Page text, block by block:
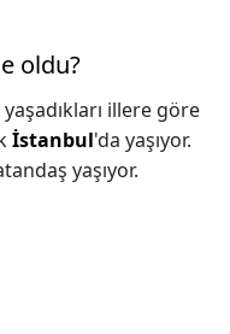
oldu?
illere göre
İstanbul'da yaşıyor.
yaşıyor.